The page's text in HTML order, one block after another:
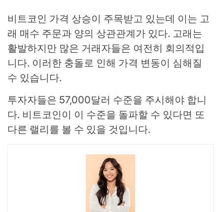
비트코인 가격 상승이 주목받고 있는데 이는 고
래 매수 주문과 양의 상관관계가 있다. 고래는
활발하지만 많은 거래자들은 여전히 ​​회의적입
니다. 이러한 충돌로 인해 가격 변동이 심해질
수 있습니다.
투자자들은 57,000달러 수준을 주시해야 합니
다. 비트코인이 이 수준을 돌파할 수 있다면 또
다른 랠리를 볼 수 있을 것입니다.